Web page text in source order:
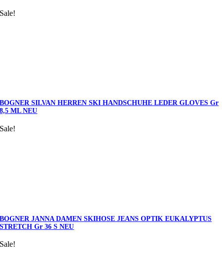
Sale!
BOGNER SILVAN HERREN SKI HANDSCHUHE LEDER GLOVES Gr
8,5 ML NEU
Sale!
BOGNER JANNA DAMEN SKIHOSE JEANS OPTIK EUKALYPTUS
STRETCH Gr 36 S NEU
Sale!